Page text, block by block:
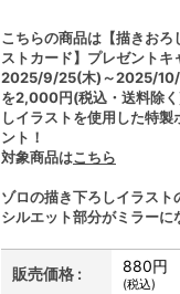
こちらの商品は【描きお
ストカード】プレゼントキ
2025/9/25(木)～2025/10/
を2,000円(税込・送料除
しイラストを使用した特
ント！
対象商品はこちら
ゾロの描き下ろしイラスト
シルエット部分がミラーに
販売価格 : 880円
(税込)